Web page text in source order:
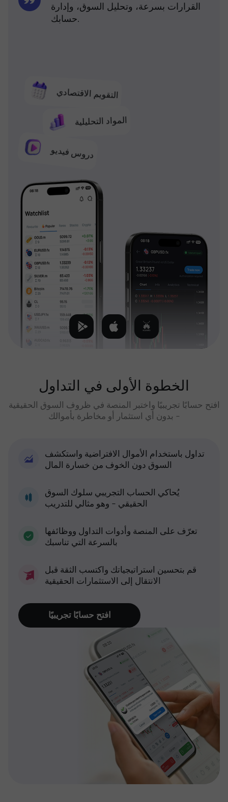
التقويم الاقتصادي
المواد التحليلية
دروس فيديو
القرارات بسرعة، وتحليل السوق، وإدارة
حسابك.
الخطوة الأولى في التداول
افتح حسابًا تجريبيًا واختبر المنصة في ظروف السوق الحقيقية
- بدون أي استثمار أو مخاطرة بأموالك
تداول باستخدام الأموال الافتراضية واستكشف
السوق دون الخوف من خسارة المال
يُحاكي الحساب التجريبي سلوك السوق
الحقيقي - وهو مثالي للتدريب
تعرّف على المنصة وأدوات التداول ووظائفها
بالسرعة التي تناسبك
قم بتحسين استراتيجياتك واكتسب الثقة قبل
الانتقال إلى الاستثمارات الحقيقية
افتح حسابًا تجريبيًا